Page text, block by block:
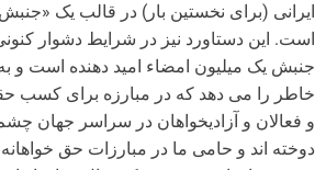
ایرانی (برای نخستین بار) در قالب یک
است. این دستاورد نیز در شرایط دشوار
جنبش یک میلیون امضاء امید دهنده است و
خاطر را می دهد که در مبارزه برای کسب
و فعالان و آزادیخواهان در سراسر جهان
دوخته اند و حامی ما در مبارزات حق